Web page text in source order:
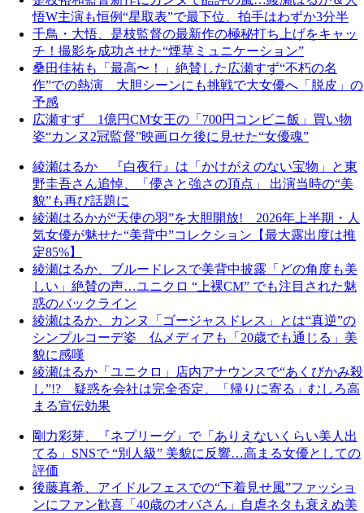
悟W主演も恒例“星取表”で最下位、拍手はわずか3分半
千鳥・大悟、是枝監督の最新作の極秘打ち上げをキャッ
チ！撮影を成功させた“煙草ミュニケーション”
桑田佳祐も「最高〜！」絶賛した広瀬すず“不朽の名
作”での熱演 大胆シーンにも挑戦で大女優へ「脱皮」の
予感
広瀬すず 1億円CM女王の「700円コンビニ飯」買い物
姿“カンヌ2冠監督”映画ロケ後に見せた“女優魂”
綾瀬はるか 『白夜行』は「かけがえのない宝物」と東
野圭吾さん追悼、「儚さと強さの頂点」 出演当時の“美
貌”も再び話題に
綾瀬はるかが“天使の羽”を大胆開放! 2026年上半期・人
気女優が魅せた“美背中”コレクション【最大露出度は推
定85%】
綾瀬はるか、ブルードレスで美背中披露「どの角度も美
しい」絶賛の声…ユニクロ “上裸CM” でも注目された魅
惑のバックライン
綾瀬はるか、カンヌ「ゴージャスドレス」とは“真逆”の
シンプルコーデ姿 仏メディアも「20歳でも通じる」美
貌に感嘆
綾瀬はるか「ユニクロ」店内アナウンスで“あくびかみ殺
し”!? 疑惑を会社は完全否定、「帰りに寄る」むしろ高
まる宣伝効果
剛力彩芽、『ネプリーグ』で「ありえないくらい美人出
てる」SNSで “別人級” 美貌に反響…高まる女優としての
評価
後藤真希、アイドルフェスでの“下着見せ風”ファッショ
ンにファン歓喜「40歳のオバさん」自虐ネタも衰えぬ美